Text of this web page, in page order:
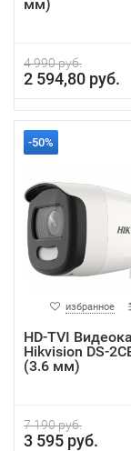
мм)
4 990 руб.
2 594,80 руб.
-50%
избранное
HD-TVI
Hikvision DS-
(3.6 мм)
7 190 руб.
3 595 руб.